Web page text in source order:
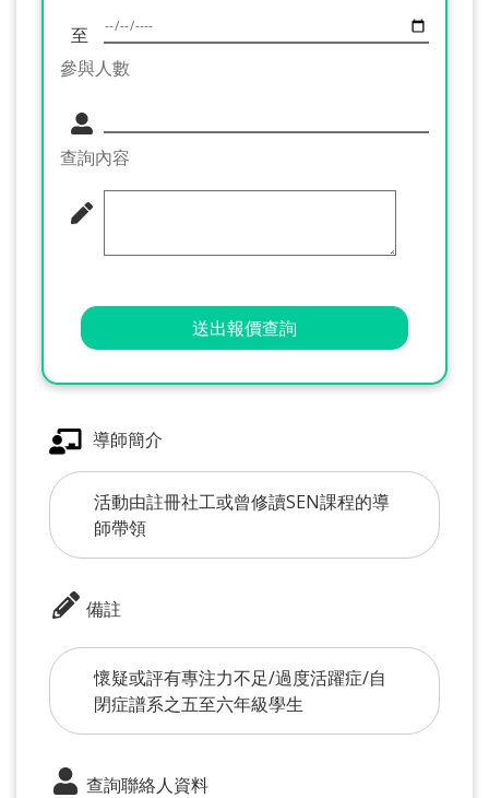
至
參與人數
查詢內容
送出報價查詢
導師簡介
活動由註冊社工或曾修讀SEN課程的導
師帶領
備註
懷疑或評有專注力不足/過度活躍症/自
閉症譜系之五至六年級學生
查詢聯絡人資料